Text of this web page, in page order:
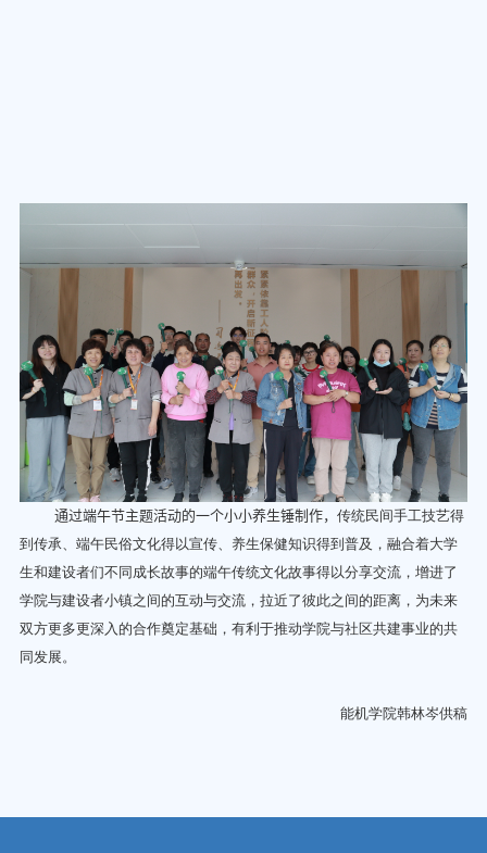
通过端午节主题活动的一个小小养生锤制作，传统民间手工技艺得
到传承、端午民俗文化得以宣传、养生保健知识得到普及，融合着大学
生和建设者们不同成长故事的端午传统文化故事得以分享交流，增进了
学院与建设者小镇之间的互动与交流，拉近了彼此之间的距离，为未来
双方更多更深入的合作奠定基础，有利于推动学院与社区共建事业的共
同发展。
能机学院韩林岑供稿